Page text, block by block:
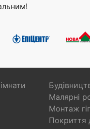
Малярні
Монтаж
Покриття